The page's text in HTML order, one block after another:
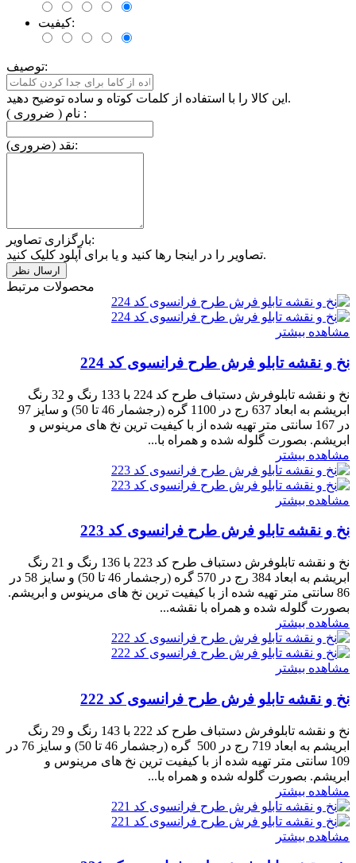
کیفیت:
توصیف:
این کالا را با استفاده از کلمات کوتاه و ساده توضیح دهید.
نام ( ضروری ) :
نقد (ضروری):
بارگزاری تصاویر:
تصاویر را در اینجا رها کنید و یا برای آپلود کلیک کنید.
محصولات مرتبط
مشاهده بیشتر
نخ و نقشه تابلو فرش طرح فرانسوی کد 224
نخ و نقشه تابلوفرش دستباف طرح کد 224 با 133 رنگ و 32 رنگ
ابریشم به ابعاد 637 رج در 1100 گره (رجشمار 46 تا 50) و سایز 97
در 167 سانتی متر تهیه شده از با کیفیت ترین نخ های مرینوس و
ابریشم. بصورت گلوله شده و همراه با...
مشاهده بیشتر
مشاهده بیشتر
نخ و نقشه تابلو فرش طرح فرانسوی کد 223
نخ و نقشه تابلوفرش دستباف طرح کد 223 با 136 رنگ و 21 رنگ
ابریشم به ابعاد 384 رج در 570 گره (رجشمار 46 تا 50) و سایز 58 در
86 سانتی متر تهیه شده از با کیفیت ترین نخ های مرینوس و ابریشم.
بصورت گلوله شده و همراه با نقشه...
مشاهده بیشتر
مشاهده بیشتر
نخ و نقشه تابلو فرش طرح فرانسوی کد 222
نخ و نقشه تابلوفرش دستباف طرح کد 222 با 143 رنگ و 29 رنگ
ابریشم به ابعاد 719 رج در 500 گره (رجشمار 46 تا 50) و سایز 76 در
109 سانتی متر تهیه شده از با کیفیت ترین نخ های مرینوس و
ابریشم. بصورت گلوله شده و همراه با...
مشاهده بیشتر
مشاهده بیشتر